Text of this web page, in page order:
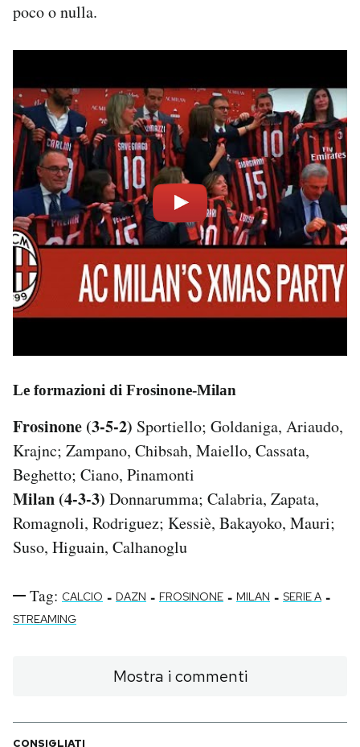
poco o nulla.
Le formazioni di Frosinone-Milan
Frosinone (3-5-2) Sportiello; Goldaniga, Ariaudo,
Krajnc; Zampano, Chibsah, Maiello, Cassata,
Beghetto; Ciano, Pinamonti
Milan (4-3-3) Donnarumma; Calabria, Zapata,
Romagnoli, Rodriguez; Kessiè, Bakayoko, Mauri;
Suso, Higuain, Calhanoglu
Tag: CALCIO - DAZN - FROSINONE - MILAN - SERIE A -
STREAMING
Mostra i commenti
CONSIGLIATI